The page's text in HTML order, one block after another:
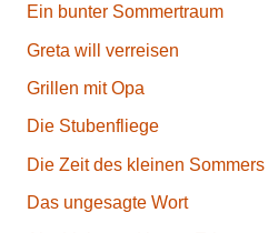
Ein bunter Sommertraum
Greta will verreisen
Grillen mit Opa
Die Stubenfliege
Die Zeit des kleinen Sommers
Das ungesagte Wort